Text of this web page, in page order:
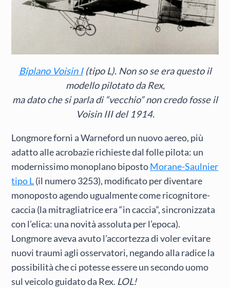
Biplano Voisin I(tipo L). Non so se era questo il
modello pilotato da Rex,
ma dato che si parla di “vecchio” non credo fosse il
Voisin III del 1914.
Longmore fornì a Warneford un nuovo aereo, più
adatto alle acrobazie richieste dal folle pilota: un
modernissimo monoplano bipostoMorane-Saulnier
tipo L(il numero 3253), modificato per diventare
monoposto agendo ugualmente come ricognitore-
caccia (la mitragliatrice era “in caccia”, sincronizzata
con l’elica: una novità assoluta per l’epoca).
Longmore aveva avuto l’accortezza di voler evitare
nuovi traumi agli osservatori, negando alla radice la
possibilità che ci potesse essere un secondo uomo
sul veicolo guidato da Rex. LOL!